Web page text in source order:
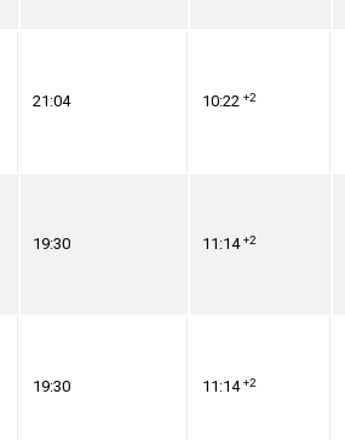
21:04 10:22 +2
19:30 11:14+2
19:30 11:14+2